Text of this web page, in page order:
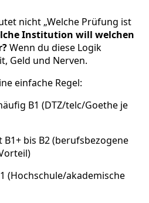
nicht „Welche Prüfung ist
Institution will welchen
Wenn du diese Logik
Geld und Nerven.
einfache Regel:
B1 (DTZ/telc/Goethe je
B1+ bis B2 (berufsbezogene
(Hochschule/akademische